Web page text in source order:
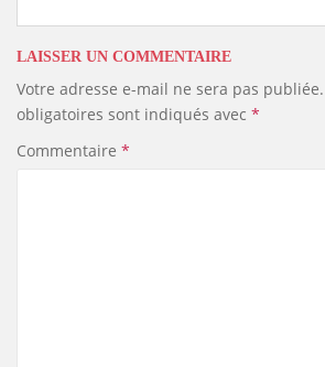
LAISSER UN COMMENTAIRE
Votre adresse e-mail ne sera pas publiée.
obligatoires sont indiqués avec *
Commentaire *